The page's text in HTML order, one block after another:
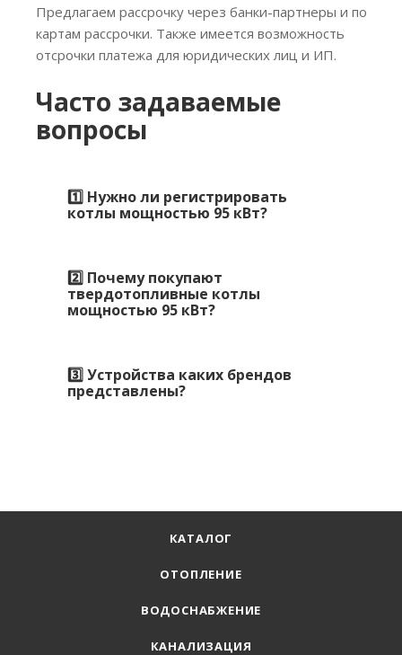
Предлагаем рассрочку через банки-партнеры и по
картам рассрочки. Также имеется возможность
отсрочки платежа для юридических лиц и ИП.
Часто задаваемые
вопросы
1️⃣ Нужно ли регистрировать
котлы мощностью 95 кВт?
2️⃣ Почему покупают
твердотопливные котлы
мощностью 95 кВт?
3️⃣ Устройства каких брендов
представлены?
КАТАЛОГ
ОТОПЛЕНИЕ
ВОДОСНАБЖЕНИЕ
КАНАЛИЗАЦИЯ